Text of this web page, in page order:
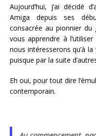
Aujourd’hui, j’ai décidé
Amiga depuis ses
consacrée au pionnier du
vous apprendre à
nous intéresserons qu’à
puisque par la suite
Eh oui, pour tout dire
contemporain.